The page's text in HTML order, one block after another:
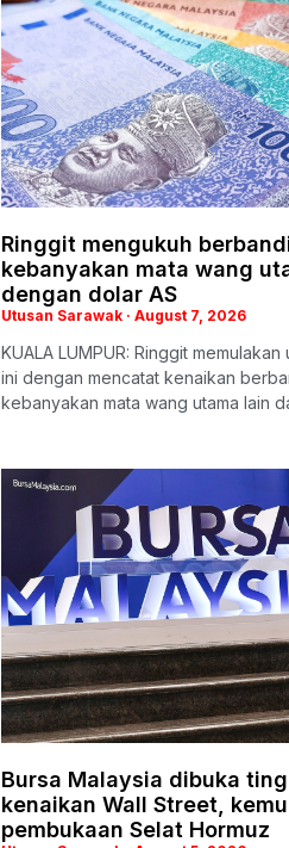
Ringgit mengukuh
kebanyakan mata wang
dengan dolar AS
Utusan Sarawak August 7, 2026
KUALA LUMPUR: Ringgit
ini dengan mencatat kenaikan
kebanyakan mata wang utama lain
Bursa Malaysia dibuka
kenaikan Wall Street,
pembukaan Selat Hormuz